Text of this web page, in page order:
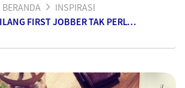
BERANDA
INSPIRASI
SIAPA BILANG FIRST JOBBER TAK PERLU ASURANSI?